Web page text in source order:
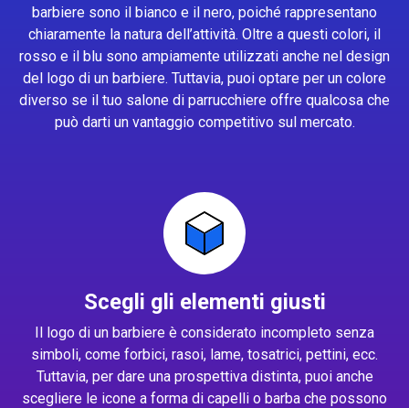
barbiere sono il bianco e il nero, poiché rappresentano
chiaramente la natura dell’attività. Oltre a questi colori, il
rosso e il blu sono ampiamente utilizzati anche nel design
del logo di un barbiere. Tuttavia, puoi optare per un colore
diverso se il tuo salone di parrucchiere offre qualcosa che
può darti un vantaggio competitivo sul mercato.
Scegli gli elementi giusti
Il logo di un barbiere è considerato incompleto senza
simboli, come forbici, rasoi, lame, tosatrici, pettini, ecc.
Tuttavia, per dare una prospettiva distinta, puoi anche
scegliere le icone a forma di capelli o barba che possono